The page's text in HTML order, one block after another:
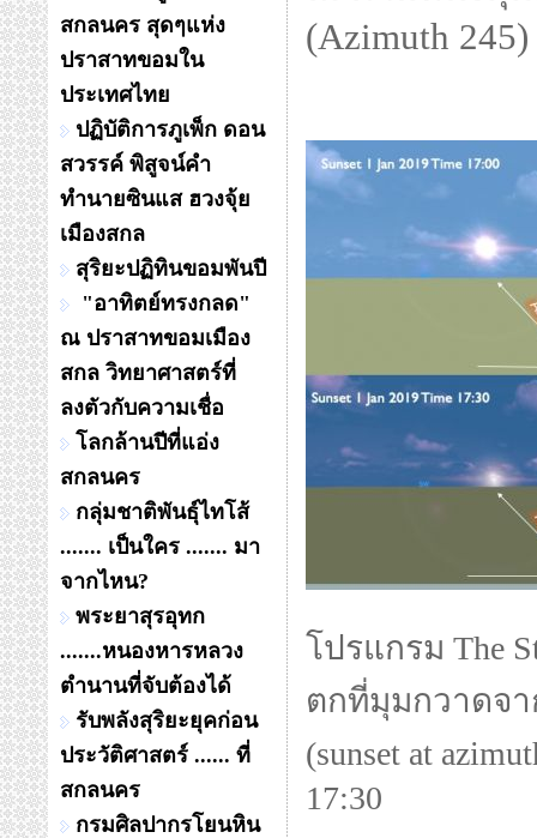
สกลนคร สุดๆแห่ง
ปราสาทขอมใน
ประเทศไทย
ปฏิบัติการภูเพ็ก ดอน
สวรรค์ พิสูจน์คำ
ทำนายซินแส ฮวงจุ้ย
เมืองสกล
สุริยะปฏิทินขอมพันปี
"อาทิตย์ทรงกลด"
ณ ปราสาทขอมเมือง
สกล วิทยาศาสตร์ที่
ลงตัวกับความเชื่อ
โลกล้านปีที่แอ่ง
สกลนคร
กลุ่มชาติพันธุ์ไทโส้
....... เป็นใคร ....... มา
จากไหน?
พระยาสุรอุทก
.......หนองหารหลวง
ตำนานที่จับต้องได้
รับพลังสุริยะยุคก่อน
ประวัติศาสตร์ ...... ที่
สกลนคร
กรมศิลปากรโยนหิน
(Azimuth 245)
โปรแกรม The
ตกที่มุมกวาดจา
(sunset at
17:30